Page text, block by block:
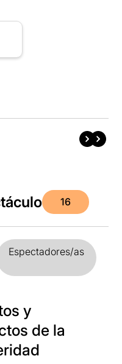
16
Espectadores/as
y
de la